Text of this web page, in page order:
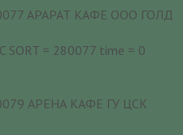
АРАРАТ КАФЕ ООО ГОЛД
SORT = 280077 time = 0
АРЕНА КАФЕ ГУ ЦСК